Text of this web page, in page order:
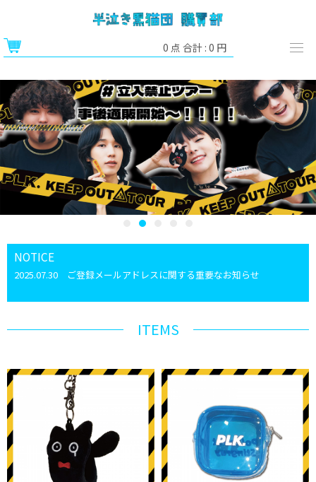
0 点 合計 : 0 円
NOTICE
2025.07.30 ご登録メールアドレスに関する重要なお知らせ
ITEMS